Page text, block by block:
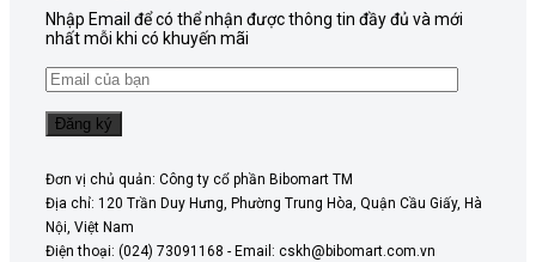
Nhập Email để có thể nhận được thông tin đầy đủ và mới
nhất mỗi khi có khuyến mãi
Đơn vị chủ quản: Công ty cổ phần Bibomart TM
Địa chỉ: 120 Trần Duy Hưng, Phường Trung Hòa, Quận Cầu Giấy, Hà
Nội, Việt Nam
Điện thoại: (024) 73091168 - Email: cskh@bibomart.com.vn